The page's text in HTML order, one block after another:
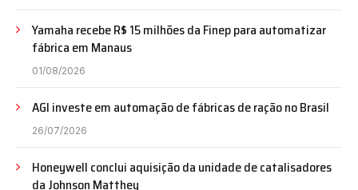
Yamaha recebe R$ 15 milhões da Finep para automatizar
fábrica em Manaus
01/08/2026
AGI investe em automação de fábricas de ração no Brasil
26/07/2026
Honeywell conclui aquisição da unidade de catalisadores
da Johnson Matthey